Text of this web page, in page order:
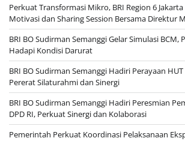
Perkuat Transformasi Mikro, BRI Region 6
Motivasi dan Sharing Session Bersama Direktur
BRI BO Sudirman Semanggi Gelar Simulasi BCM,
Hadapi Kondisi Darurat
BRI BO Sudirman Semanggi Hadiri Perayaan HUT
Pererat Silaturahmi dan Sinergi
BRI BO Sudirman Semanggi Hadiri Peresmian
DPD RI, Perkuat Sinergi dan Kolaborasi
Pemerintah Perkuat Koordinasi Pelaksanaan